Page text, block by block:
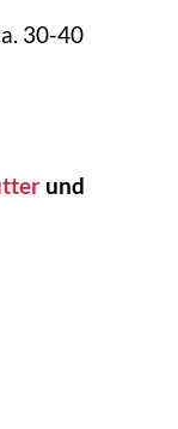
30-40
und